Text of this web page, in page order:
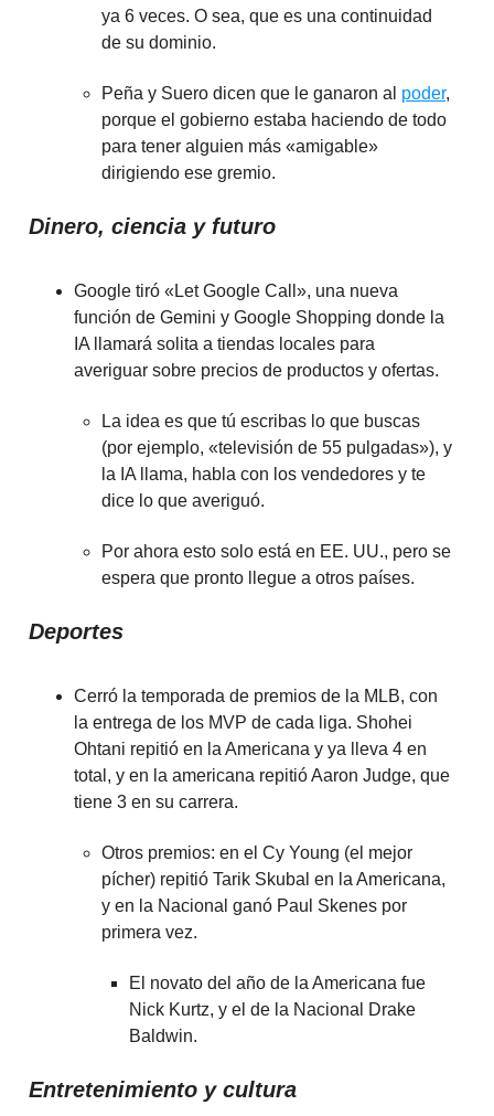
ya 6 veces. O sea, que es una continuidad
de su dominio.
Peña y Suero dicen que le ganaron al poder,
porque el gobierno estaba haciendo de todo
para tener alguien más «amigable»
dirigiendo ese gremio.
Dinero, ciencia y futuro
Google tiró «Let Google Call», una nueva
función de Gemini y Google Shopping donde la
IA llamará solita a tiendas locales para
averiguar sobre precios de productos y ofertas.
La idea es que tú escribas lo que buscas
(por ejemplo, «televisión de 55 pulgadas»), y
la IA llama, habla con los vendedores y te
dice lo que averiguó.
Por ahora esto solo está en EE. UU., pero se
espera que pronto llegue a otros países.
Deportes
Cerró la temporada de premios de la MLB, con
la entrega de los MVP de cada liga. Shohei
Ohtani repitió en la Americana y ya lleva 4 en
total, y en la americana repitió Aaron Judge, que
tiene 3 en su carrera.
Otros premios: en el Cy Young (el mejor
pícher) repitió Tarik Skubal en la Americana,
y en la Nacional ganó Paul Skenes por
primera vez.
El novato del año de la Americana fue
Nick Kurtz, y el de la Nacional Drake
Baldwin.
Entretenimiento y cultura